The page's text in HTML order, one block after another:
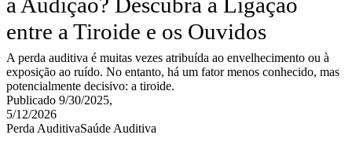
entre a Tiroide e os Ouvidos
A perda auditiva é muitas vezes atribuída ao envelhecimento ou à
exposição ao ruído. No entanto, há um fator menos conhecido, mas
potencialmente decisivo: a tiroide.
Publicado 9/30/2025,
5/12/2026
Perda AuditivaSaúde Auditiva